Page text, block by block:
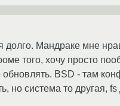
долго. Мандраке мне
того, хочу просто
BSD - там
но система то другая, fs